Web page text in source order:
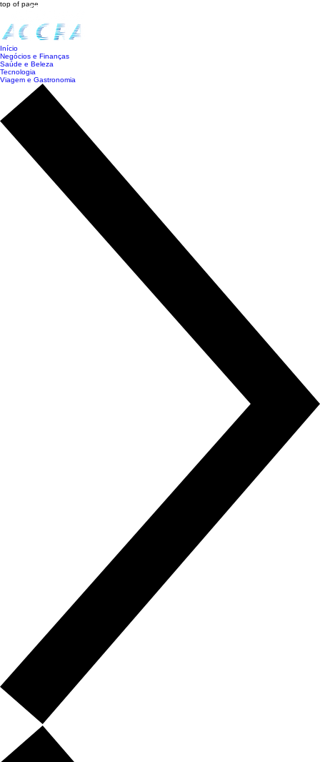
top of page
Início
Negócios e Finanças
Saúde e Beleza
Tecnologia
Viagem e Gastronomia